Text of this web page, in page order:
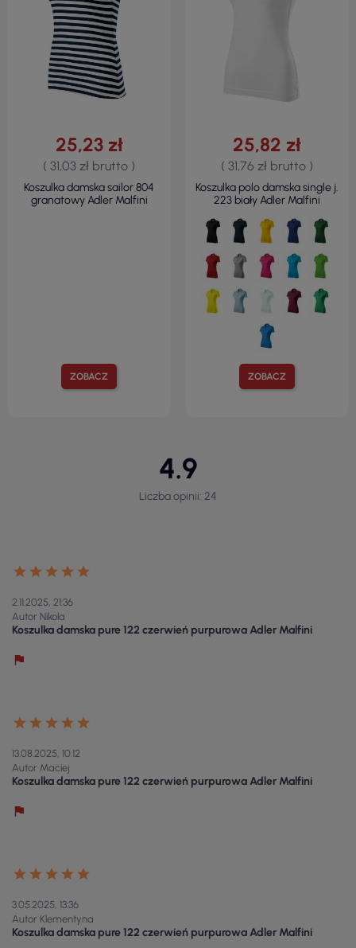
ZOBACZ
25,23 zł
( 31,03 zł brutto )
Koszulka damska sailor 804
granatowy Adler Malfini
ZOBACZ
25,82 zł
( 31,76 zł brutto )
Koszulka polo damska single j.
223 biały Adler Malfini
4.9
Liczba opinii: 24
2.11.2025, 21:36
Autor Nikola
Koszulka damska pure 122 czerwień purpurowa Adler Malfini
13.08.2025, 10:12
Autor Maciej
Koszulka damska pure 122 czerwień purpurowa Adler Malfini
3.05.2025, 13:36
Autor Klementyna
Koszulka damska pure 122 czerwień purpurowa Adler Malfini